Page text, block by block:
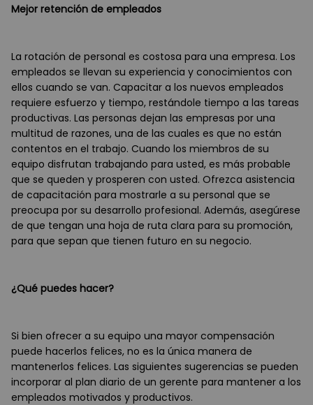
Mejor retención de empleados
La rotación de personal es costosa para una empresa. Los
empleados se llevan su experiencia y conocimientos con
ellos cuando se van. Capacitar a los nuevos empleados
requiere esfuerzo y tiempo, restándole tiempo a las tareas
productivas. Las personas dejan las empresas por una
multitud de razones, una de las cuales es que no están
contentos en el trabajo. Cuando los miembros de su
equipo disfrutan trabajando para usted, es más probable
que se queden y prosperen con usted. Ofrezca asistencia
de capacitación para mostrarle a su personal que se
preocupa por su desarrollo profesional. Además, asegúrese
de que tengan una hoja de ruta clara para su promoción,
para que sepan que tienen futuro en su negocio.
¿Qué puedes hacer?
Si bien ofrecer a su equipo una mayor compensación
puede hacerlos felices, no es la única manera de
mantenerlos felices. Las siguientes sugerencias se pueden
incorporar al plan diario de un gerente para mantener a los
empleados motivados y productivos.